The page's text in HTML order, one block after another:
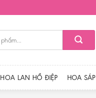
HOA LAN HỒ ĐIỆP HOA SÁP